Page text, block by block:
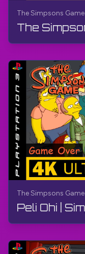
The Simpsons Game
The Simpsons Game